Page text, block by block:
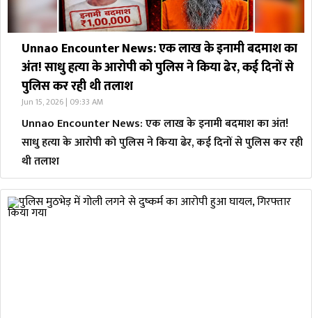
Unnao Encounter News: एक लाख के इनामी बदमाश का
अंत! साधु हत्या के आरोपी को पुलिस ने किया ढेर, कई दिनों से
पुलिस कर रही थी तलाश
Jun 15, 2026 | 09:33 AM
Unnao Encounter News: एक लाख के इनामी बदमाश का अंत!
साधु हत्या के आरोपी को पुलिस ने किया ढेर, कई दिनों से पुलिस कर रही
थी तलाश